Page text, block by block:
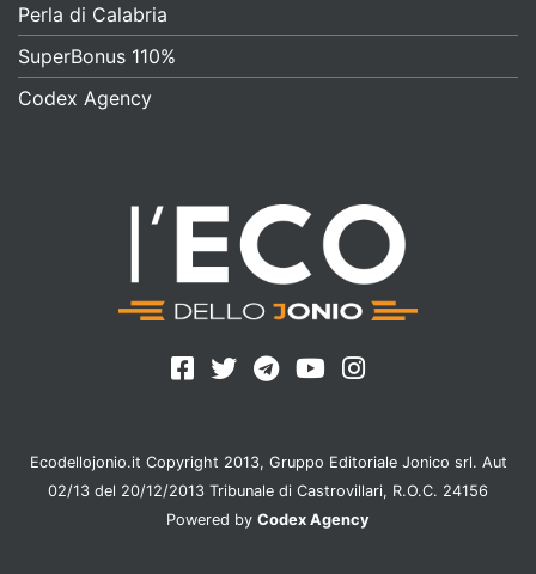
Perla di Calabria
SuperBonus 110%
Codex Agency
Ecodellojonio.it Copyright 2013, Gruppo Editoriale Jonico srl. Aut
02/13 del 20/12/2013 Tribunale di Castrovillari, R.O.C. 24156
Powered by Codex Agency